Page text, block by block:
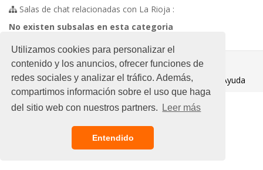
Utilizamos cookies para personalizar el
contenido y los anuncios, ofrecer funciones de
redes sociales y analizar el tráfico. Además,
compartimos información sobre el uso que haga
del sitio web con nuestros partners.
Leer más
Entendido
Salas de chat relacionadas con La Rioja :
No existen subsalas en esta categoria
© 2021 Chat Gratis
Aviso legal
Ayuda